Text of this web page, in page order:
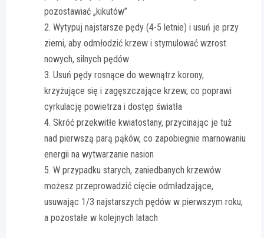
pozostawiać „kikutów”
Wytypuj najstarsze pędy (4-5 letnie) i usuń je przy
ziemi, aby odmłodzić krzew i stymulować wzrost
nowych, silnych pędów
Usuń pędy rosnące do wewnątrz korony,
krzyżujące się i zagęszczające krzew, co poprawi
cyrkulację powietrza i dostęp światła
Skróć przekwitłe kwiatostany, przycinając je tuż
nad pierwszą parą pąków, co zapobiegnie marnowaniu
energii na wytwarzanie nasion
W przypadku starych, zaniedbanych krzewów
możesz przeprowadzić cięcie odmładzające,
usuwając 1/3 najstarszych pędów w pierwszym roku,
a pozostałe w kolejnych latach